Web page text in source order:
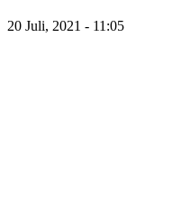
20 Juli, 2021 - 11:05